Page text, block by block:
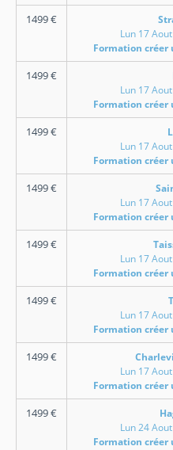
1499€
Lun 17
Formation créer
1499€
Lun 17
Formation créer
1499€
Lun 17
Formation créer
1499€
Lun 17
Formation créer
1499€
Lun 17
Formation créer
1499€
Lun 17
Formation créer
1499€
Lun 17
Formation créer
1499€
Lun 24
Formation créer